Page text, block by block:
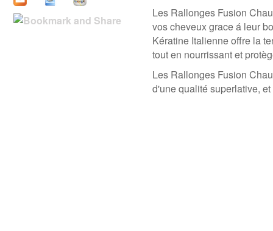
Les Rallonges Fusion
vos cheveux grace á leur
Kératine Italienne offre la
tout en nourrissant et
Les Rallonges Fusion
d'une qualité superlative,